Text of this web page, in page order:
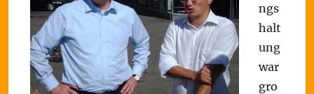
ngs
halt
ung
war
gro